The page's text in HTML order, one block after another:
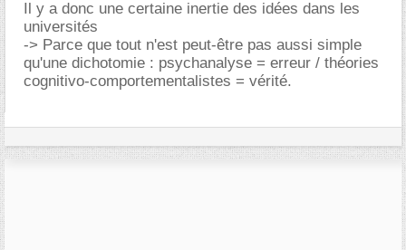
Il y a donc une certaine inertie des idées dans les
universités
-> Parce que tout n'est peut-être pas aussi simple
qu'une dichotomie : psychanalyse = erreur / théories
cognitivo-comportementalistes = vérité.